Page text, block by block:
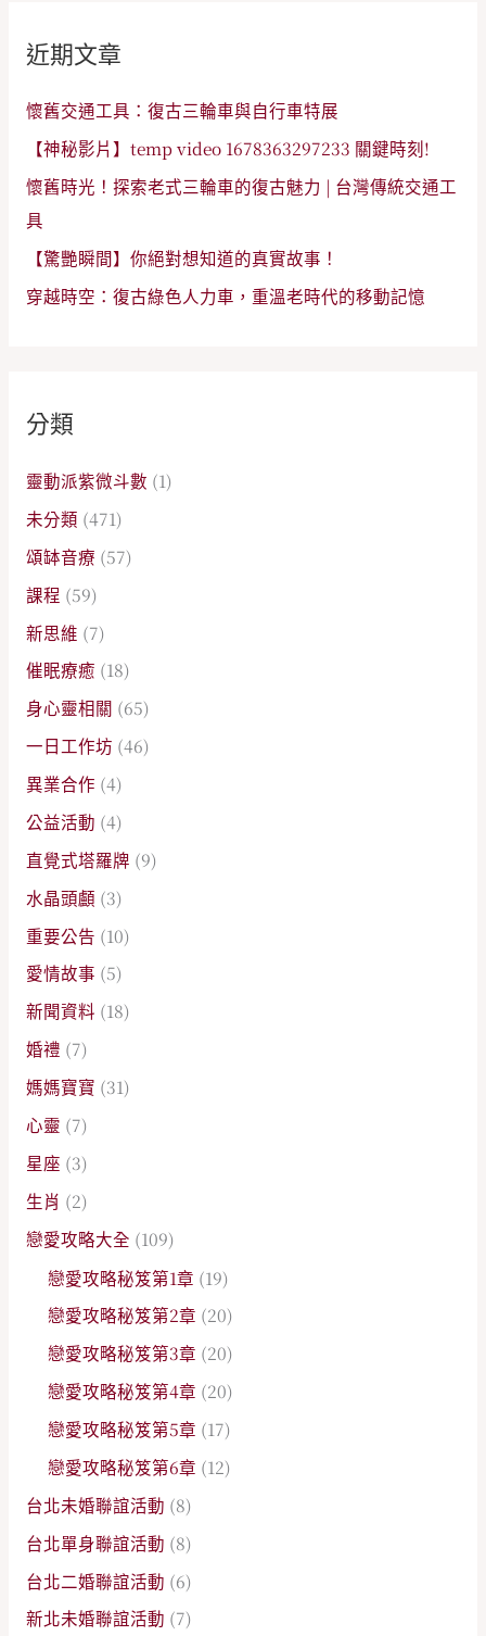
字
近期文章
懷舊交通工具：復古三輪車與自行車特展
【神秘影片】temp video 1678363297233 關鍵時刻!
懷舊時光！探索老式三輪車的復古魅力 | 台灣傳統交通工
具
【驚艷瞬間】你絕對想知道的真實故事！
穿越時空：復古綠色人力車，重溫老時代的移動記憶
分類
靈動派紫微斗數 (1)
未分類 (471)
頌缽音療 (57)
課程 (59)
新思維 (7)
催眠療癒 (18)
身心靈相關 (65)
一日工作坊 (46)
異業合作 (4)
公益活動 (4)
直覺式塔羅牌 (9)
水晶頭顱 (3)
重要公告 (10)
愛情故事 (5)
新聞資料 (18)
婚禮 (7)
媽媽寶寶 (31)
心靈 (7)
星座 (3)
生肖 (2)
戀愛攻略大全 (109)
戀愛攻略秘笈第1章 (19)
戀愛攻略秘笈第2章 (20)
戀愛攻略秘笈第3章 (20)
戀愛攻略秘笈第4章 (20)
戀愛攻略秘笈第5章 (17)
戀愛攻略秘笈第6章 (12)
台北未婚聯誼活動 (8)
台北單身聯誼活動 (8)
台北二婚聯誼活動 (6)
新北未婚聯誼活動 (7)